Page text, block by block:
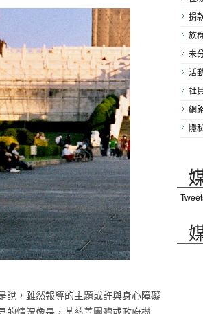
說，雖然報導的主題或許與身心障礙
捐
族
未
活
社
網
隱